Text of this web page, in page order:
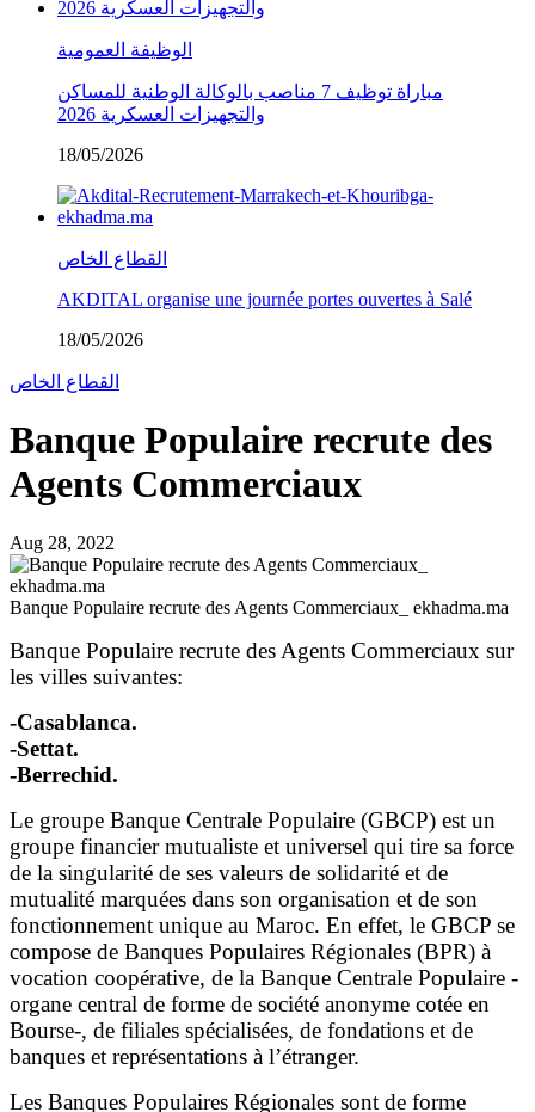
الوظيفة العمومية
مباراة توظيف 7 مناصب بالوكالة الوطنية للمساكن
والتجهيزات العسكرية 2026
18/05/2026
القطاع الخاص
AKDITAL organise une journée portes ouvertes à Salé
18/05/2026
القطاع الخاص
Banque Populaire recrute des
Agents Commerciaux
Aug 28, 2022
Banque Populaire recrute des Agents Commerciaux_ ekhadma.ma
Banque Populaire recrute des Agents Commerciaux sur
les villes suivantes:
-Casablanca.
-Settat.
-Berrechid.
Le groupe Banque Centrale Populaire (GBCP) est un
groupe financier mutualiste et universel qui tire sa force
de la singularité de ses valeurs de solidarité et de
mutualité marquées dans son organisation et de son
fonctionnement unique au Maroc. En effet, le GBCP se
compose de Banques Populaires Régionales (BPR) à
vocation coopérative, de la Banque Centrale Populaire -
organe central de forme de société anonyme cotée en
Bourse-, de filiales spécialisées, de fondations et de
banques et représentations à l’étranger.
Les Banques Populaires Régionales sont de forme